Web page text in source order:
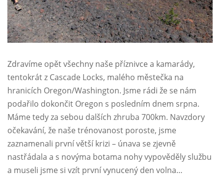
Zdravíme opět všechny naše příznivce a kamarády,
tentokrát z Cascade Locks, malého městečka na
hranicích Oregon/Washington. Jsme rádi že se nám
podařilo dokončit Oregon s posledním dnem srpna.
Máme tedy za sebou dalších zhruba 700km. Navzdory
očekavání, že naše trénovanost poroste, jsme
zaznamenali první větší krizi – únava se zjevně
nastřádala a s novýma botama nohy vypověděly službu
a museli jsme si vzít první vynucený den volna…